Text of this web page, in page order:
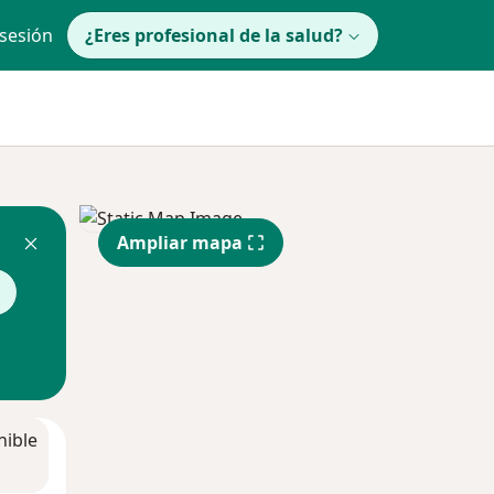
¿Eres profesional de la salud?
Ampliar mapa